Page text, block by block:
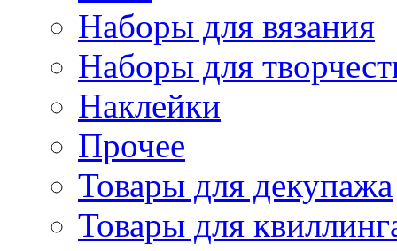
Наборы для вязания
Наборы для
Наклейки
Прочее
Товары для декупажа
Товары для